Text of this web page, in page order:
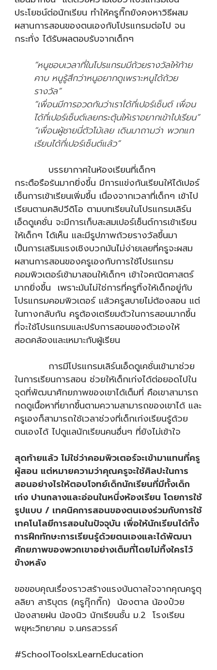
ประโยชน์ต่อนักเรียน ทำให้ครูกิ๊กยังคงหาวิธีผสม
ผสานการสอนของตนเองกับโปรแกรมต่อไป จน
กระทั่ง ได้รับผลตอบรับจากเด็กๆ
“หนูชอบเวลาที่ในโปรแกรมมีถ้วยรางวัลให้ท้าย
คาบ หนูรู้สึกว่าหนูอยากดูเพราะหนูได้ถ้วย
รางวัล”
“เพื่อนมีการอวดกันว่าเราได้กี่เปอร์เซ็นต์ เพื่อน
ได้กี่เปอร์เซ็นต์เลยกระตุ้นให้เราอยากเข้าไปเรียน”
“เพื่อนผู้ชายนี่ตัวโม้เลย เดินมาถามว่า พวกแก
เรียนได้กี่เปอร์เซ็นต์แล้ว”
บรรยากาศในห้องเรียนที่เด็กๆ
กระตือรือร้นมากยิ่งขึ้น มีการแข่งกันเรียนให้ได้เปอร์
เซ็นการเข้าเรียนเพิ่มขึ้น เนื่องจากเวลาที่เด็กๆ เข้าไป
เรียนตามคลิปวีดิโอ ตามบทเรียนในโปรแกรมเลิร์น
เอ็ดดูเคชั่น จะมีการเก็บสะสมเปอร์เซ็นต์การเข้าเรียน
ให้เด็กๆ ได้เห็น และมีรูปภาพถ้วยรางวัลขึ้นมา
เป็นการเสริมแรงเชิงบวกมันไม่ง่ายเลยที่ครูจะผสม
ผสานการสอนของครูเองกับการใช้โปรแกรม
คอมพิวเตอร์เข้ามาสอนให้เด็กๆ เข้าใจคณิตศาสตร์
มากยิ่งขึ้น เพราะมันไม่ใช่การที่ครูทิ้งให้เด็กอยู่กับ
โปรแกรมคอมพิวเตอร์ แล้วครูสบายไม่ต้องสอน แต่
ในทางกลับกัน ครูต้องเตรียมตัวในการสอนมากขึ้น
ที่จะใช้โปรแกรมและปรับการสอนของตัวเองให้
สอดคล้องและเหมาะกับผู้เรียน
การมีโปรแกรมเลิร์นเอ็ดดูเคชั่นเข้ามาช่วย
ในการเรียนการสอน ช่วยให้เด็กเก่งได้ต่อยอดไปใน
จุดที่พัฒนาศักยภาพของเขาได้เต็มที่ คือเขาสามารถ
กดดูเนื้อหาที่ยากขึ้นตามความสามารถของเขาได้ และ
ครูเองก็สามารถใช้เวลาช่วงที่เด็กเก่งเรียนรู้ด้วย
ตนเองได้ ไปดูแลนักเรียนคนอื่นๆ ที่ยังไม่เข้าใจ
สุดท้ายแล้ว ไม่ใช่ว่าคอมพิวเตอร์จะเข้ามาแทนที่ครู
ผู้สอน แต่หมายความว่าคุณครูจะใช้ศิลปะในการ
สอนอย่างไรให้ตอบโจทย์เด็กนักเรียนที่มีทั้งเด็ก
เก่ง ปานกลางและอ่อนในหนึ่งห้องเรียน โดยการใช้
รูปแบบ / เทคนิคการสอนของตนเองร่วมกับการใช้
เทคโนโลยีการสอนในปัจจุบัน เพื่อให้นักเรียนได้ทั้ง
การฝึกทักษะการเรียนรู้ด้วยตนเองและได้พัฒนา
ศักยภาพของพวกเขาอย่างเต็มที่โดยไม่ทิ้งใครไว้
ข้างหลัง
ขอขอบคุณเรื่องราวสร้างแรงบันดาลใจจากคุณครูตุ
ลลิยา สาริบุตร (ครูกุ๊กกิ๊ก) น้องตาล น้องป๋วย
น้องสายฝน น้องนิว นักเรียนชั้น ม.2 โรงเรียน
พยุหะวิทยาคม จ.นครสวรรค์
#SchoolToolsxLearnEducation